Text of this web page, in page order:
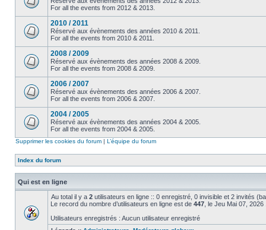
For all the events from 2012 & 2013.
2010 / 2011
Réservé aux évènements des années 2010 & 2011.
For all the events from 2010 & 2011.
2008 / 2009
Réservé aux évènements des années 2008 & 2009.
For all the events from 2008 & 2009.
2006 / 2007
Réservé aux évènements des années 2006 & 2007.
For all the events from 2006 & 2007.
2004 / 2005
Réservé aux évènements des années 2004 & 2005.
For all the events from 2004 & 2005.
Supprimer les cookies du forum | L’équipe du forum
Index du forum
Qui est en ligne
Au total il y a 2 utilisateurs en ligne :: 0 enregistré, 0 invisible et 2 invités
Le record du nombre d’utilisateurs en ligne est de 447 , le Jeu Mai 07, 2026
Utilisateurs enregistrés : Aucun utilisateur enregistré